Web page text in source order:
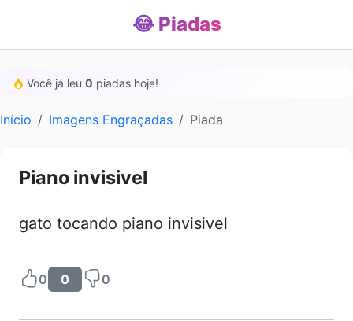
😂 Piadas
Você já leu 0 piadas hoje!
Início Imagens Engraçadas Piada
Piano invisivel
gato tocando piano invisivel
0 0 0